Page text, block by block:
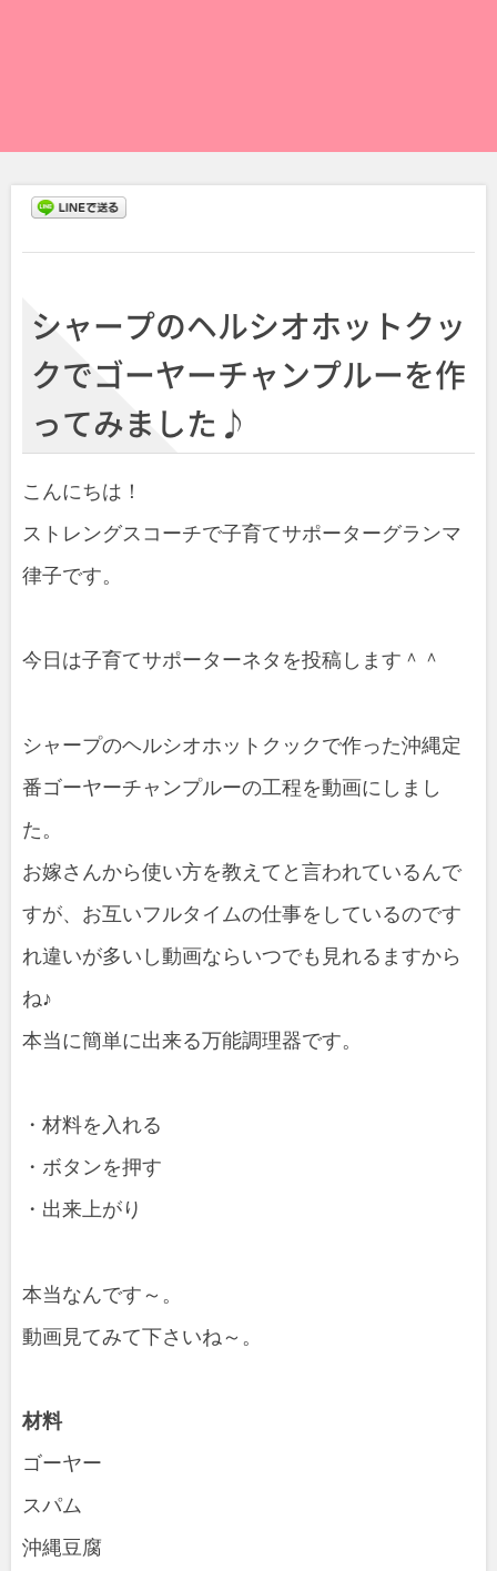
シャープのヘルシオホットクッ
クでゴーヤーチャンプルーを作
ってみました♪
こんにちは！
ストレングスコーチで子育てサポーターグランマ
律子です。
今日は子育てサポーターネタを投稿します＾＾
シャープのヘルシオホットクックで作った沖縄定
番ゴーヤーチャンプルーの工程を動画にしまし
た。
お嫁さんから使い方を教えてと言われているんで
すが、お互いフルタイムの仕事をしているのです
れ違いが多いし動画ならいつでも見れるますから
ね♪
本当に簡単に出来る万能調理器です。
・材料を入れる
・ボタンを押す
・出来上がり
本当なんです～。
動画見てみて下さいね～。
材料
ゴーヤー
スパム
沖縄豆腐